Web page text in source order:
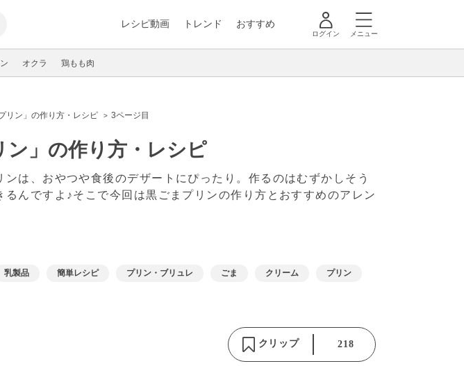
レシピ動画 トレンド おすすめ
ログイン メニュー
オクラ 鶏もも肉
リン」の作り方・レシピ 3ページ目
ン」の作り方・レシピ
は、おやつや食後のデザートにぴったり。作るのはむずかしそう
んですよ♪そこで今回は黒ごまプリンの作り方とおすすめのアレン
乳製品 簡単レシピ プリン・ブリュレ ごま クリーム プリン
クリップ 218